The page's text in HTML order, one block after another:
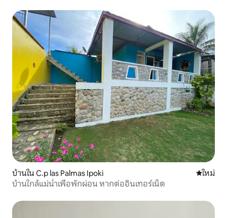
บ้านใน C.p las Palmas Ipoki ที่พักใหม่
ใหม่
บ้านใกล้แม่น้ำเพื่อพักผ่อน หากต่ออินเทอร์เน็ต